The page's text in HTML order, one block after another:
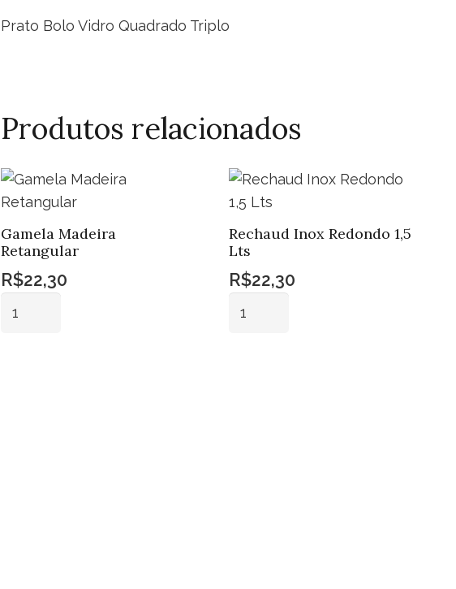
Prato Bolo Vidro Quadrado Triplo
Produtos relacionados
Gamela Madeira
Retangular
R$22,30
Rechaud Inox Redondo 1,5
Lts
R$22,30